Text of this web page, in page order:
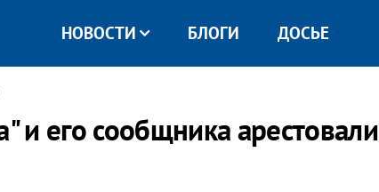
НОВОСТИ БЛОГИ ДОСЬЕ
и его сообщника арестовали